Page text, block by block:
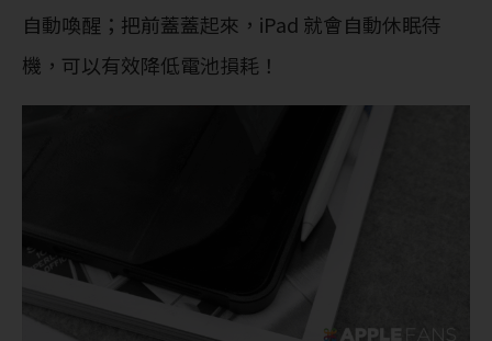
自動喚醒；把前蓋蓋起來，iPad 就會自動休眠待
機，可以有效降低電池損耗！